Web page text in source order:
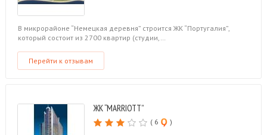
В микрорайоне “Немецкая деревня” строится ЖК “Португалия”,
который состоит из 2700 квартир (студии,…
Перейти к отзывам
ЖК “MARRIOTT”
( 6 )